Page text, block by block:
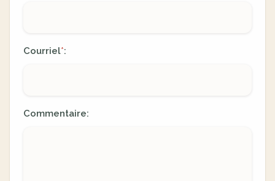
Courriel*:
Commentaire: